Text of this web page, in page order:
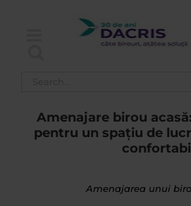
Amenajare birou
pentru un spațiu de
Amenajarea unui